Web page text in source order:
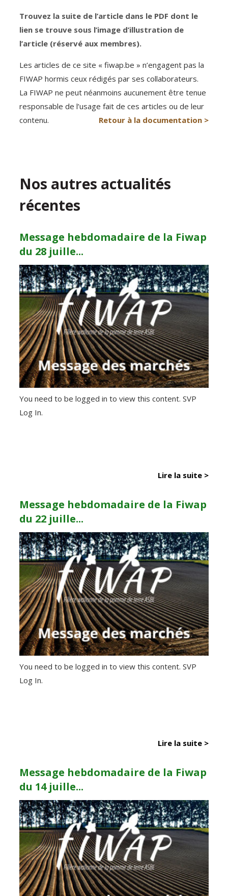
Trouvez la suite de l’article dans le PDF dont le
lien se trouve sous l’image d’illustration de
l’article (réservé aux membres).
Les articles de ce site « fiwap.be » n’engagent pas la
FIWAP hormis ceux rédigés par ses collaborateurs.
La FIWAP ne peut néanmoins aucunement être tenue
responsable de l’usage fait de ces articles ou de leur
contenu.
Retour à la documentation >
Nos autres actualités
récentes
Message hebdomadaire de la Fiwap
du 28 juille...
You need to be logged in to view this content. SVP
Log In.
Lire la suite >
Message hebdomadaire de la Fiwap
du 22 juille...
You need to be logged in to view this content. SVP
Log In.
Lire la suite >
Message hebdomadaire de la Fiwap
du 14 juille...